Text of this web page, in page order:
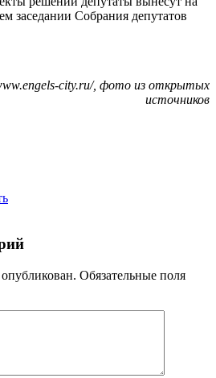
заседании Собрания депутатов
city.ru/, фото из открытых
источников
Обязательные поля